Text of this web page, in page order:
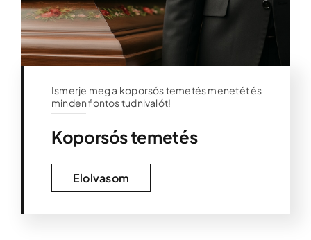
Ismerje meg a koporsós temetés menetét és
minden fontos tudnivalót!
Koporsós temetés
Elolvasom